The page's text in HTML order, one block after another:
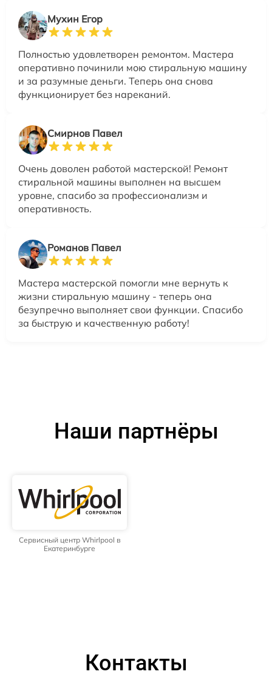
Мухин Егор
Полностью удовлетворен ремонтом. Мастера
оперативно починили мою стиральную машину
и за разумные деньги. Теперь она снова
функционирует без нареканий.
Смирнов Павел
Очень доволен работой мастерской! Ремонт
стиральной машины выполнен на высшем
уровне, спасибо за профессионализм и
оперативность.
Романов Павел
Мастера мастерской помогли мне вернуть к
жизни стиральную машину - теперь она
безупречно выполняет свои функции. Спасибо
за быструю и качественную работу!
Наши партнёры
Сервисный центр Whirlpool в
Екатеринбурге
Контакты